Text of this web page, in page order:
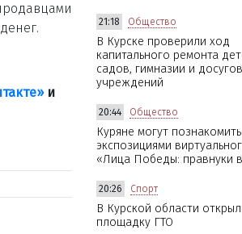
и
21:18 Общество
В Курске проверили ход
капитального ремонта
садов, гимназии и
учреждений
20:44 Общество
Куряне могут
экспозициями
«Лица Победы: правнуки
20:26 Спорт
В Курской области
площадку ГТО